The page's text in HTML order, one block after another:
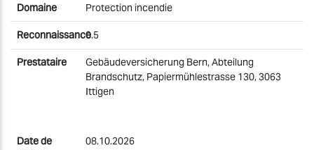
Protection incendie
0.5
Gebäudeversicherung Bern, Abteilung
Brandschutz, Papiermühlestrasse 130, 3063
Ittigen
08.10.2026